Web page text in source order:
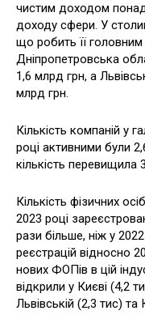
чистим доходом
доходу сфери. У
що робить її
Дніпропетровська
1,6 млрд грн, а
млрд грн.
Кількість компаній у
році активними були
кількість перевищила
Кількість фізичних
2023 році
рази більше, ніж у
реєстрацій відносно
нових ФОПів в цій
відкрили у Києві (4,2
Львівській (2,3 тис) та